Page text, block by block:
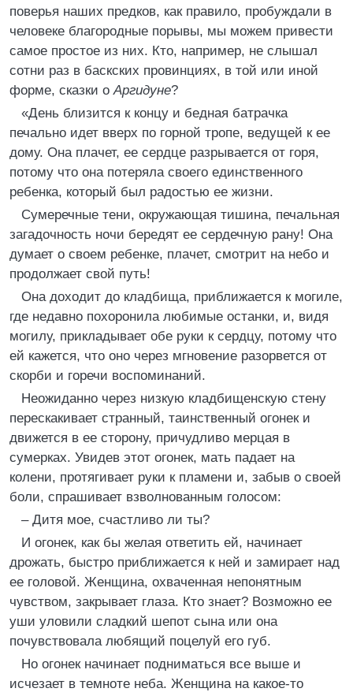
поверья наших предков, как правило, пробуждали в
человеке благородные порывы, мы можем привести
самое простое из них. Кто, например, не слышал
сотни раз в баскских провинциях, в той или иной
форме, сказки оАргидуне?
«День близится к концу и бедная батрачка
печально идет вверх по горной тропе, ведущей к ее
дому. Она плачет, ее сердце разрывается от горя,
потому что она потеряла своего единственного
ребенка, который был радостью ее жизни.
Сумеречные тени, окружающая тишина, печальная
загадочность ночи бередят ее сердечную рану! Она
думает о своем ребенке, плачет, смотрит на небо и
продолжает свой путь!
Она доходит до кладбища, приближается к могиле,
где недавно похоронила любимые останки, и, видя
могилу, прикладывает обе руки к сердцу, потому что
ей кажется, что оно через мгновение разорвется от
скорби и горечи воспоминаний.
Неожиданно через низкую кладбищенскую стену
перескакивает странный, таинственный огонек и
движется в ее сторону, причудливо мерцая в
сумерках. Увидев этот огонек, мать падает на
колени, протягивает руки к пламени и, забыв о своей
боли, спрашивает взволнованным голосом:
– Дитя мое, счастливо ли ты?
И огонек, как бы желая ответить ей, начинает
дрожать, быстро приближается к ней и замирает над
ее головой. Женщина, охваченная непонятным
чувством, закрывает глаза. Кто знает? Возможно ее
уши уловили сладкий шепот сына или она
почувствовала любящий поцелуй его губ.
Но огонек начинает подниматься все выше и
исчезает в темноте неба. Женщина на какое-то